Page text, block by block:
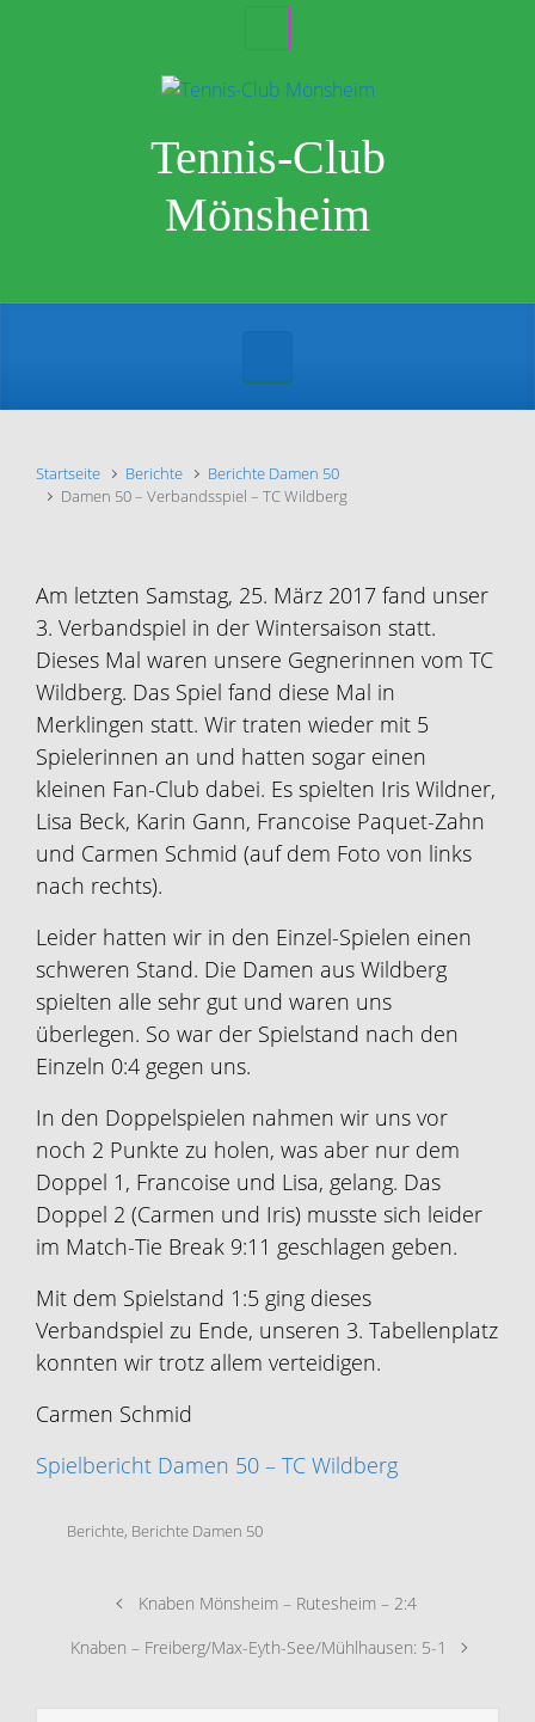
Tennis-Club
Mönsheim
Startseite Berichte
Berichte Damen 50
Damen 50 – Verbandsspiel – TC Wildberg
Am letzten Samstag, 25. März 2017 fand unser
3. Verbandspiel in der Wintersaison statt.
Dieses Mal waren unsere Gegnerinnen vom TC
Wildberg. Das Spiel fand diese Mal in
Merklingen statt. Wir traten wieder mit 5
Spielerinnen an und hatten sogar einen
kleinen Fan-Club dabei. Es spielten Iris Wildner,
Lisa Beck, Karin Gann, Francoise Paquet-Zahn
und Carmen Schmid (auf dem Foto von links
nach rechts).
Leider hatten wir in den Einzel-Spielen einen
schweren Stand. Die Damen aus Wildberg
spielten alle sehr gut und waren uns
überlegen. So war der Spielstand nach den
Einzeln 0:4 gegen uns.
In den Doppelspielen nahmen wir uns vor
noch 2 Punkte zu holen, was aber nur dem
Doppel 1, Francoise und Lisa, gelang. Das
Doppel 2 (Carmen und Iris) musste sich leider
im Match-Tie Break 9:11 geschlagen geben.
Mit dem Spielstand 1:5 ging dieses
Verbandspiel zu Ende, unseren 3. Tabellenplatz
konnten wir trotz allem verteidigen.
Carmen Schmid
Spielbericht Damen 50 – TC Wildberg
Berichte, Berichte Damen 50
Knaben Mönsheim – Rutesheim – 2:4
Knaben – Freiberg/Max-Eyth-See/Mühlhausen: 5-1